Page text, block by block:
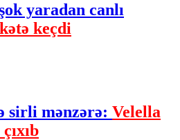
yaradan canlı
keçdi
sirli mənzərə: Velella